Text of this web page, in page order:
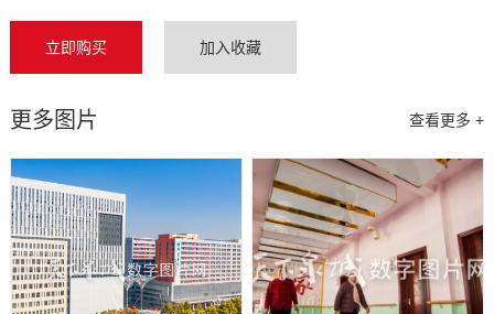
立即购买 加入收藏
查看更多 +
更多图片